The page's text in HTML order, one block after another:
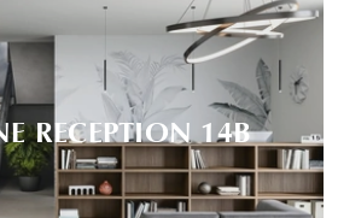
RECEPTION 14B